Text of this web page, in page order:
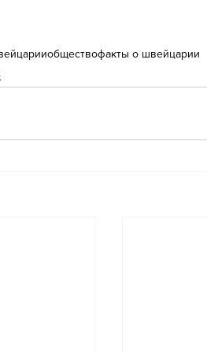
обществофакты о швейцарии